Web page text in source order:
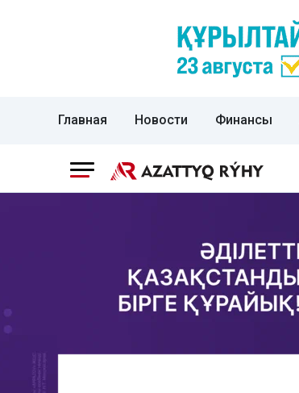
Главная Новости Финансы